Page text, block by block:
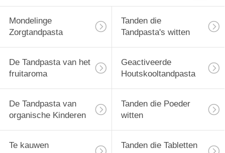
Mondelinge
Zorgtandpasta
Tanden die
Tandpasta's witten
De Tandpasta van het
fruitaroma
Geactiveerde
Houtskooltandpasta
De Tandpasta van
organische Kinderen
Tanden die Poeder
witten
Te kauwen
Tanden die Tabletten